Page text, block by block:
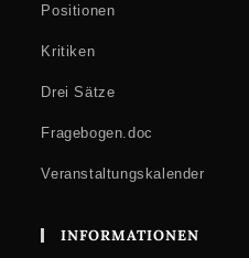
Positionen
Kritiken
Drei Sätze
Fragebogen.doc
Veranstaltungskalender
INFORMATIONEN